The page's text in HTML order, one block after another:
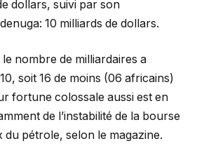
dollars, suivi par son
10 milliards de dollars.
nombre de milliardaires a
soit 16 de moins (06 africains)
fortune colossale aussi est en
de l’instabilité de la bourse
du pétrole, selon le magazine.